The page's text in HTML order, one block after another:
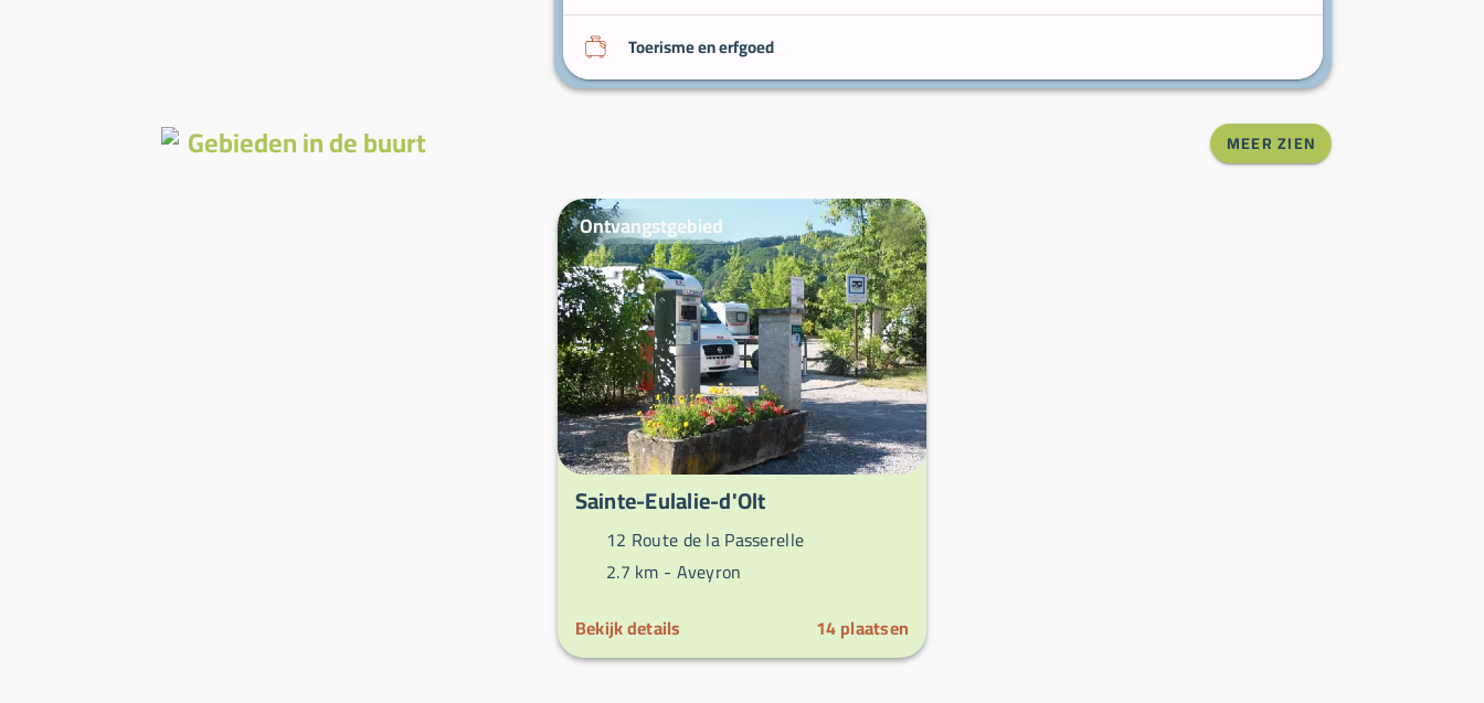
Toerisme en erfgoed
Gebieden in de buurt MEER ZIEN
Ontvangstgebied
Sainte-Eulalie-d'Olt
12 Route de la Passerelle
2.7 km - Aveyron
Bekijk details
14plaatsen